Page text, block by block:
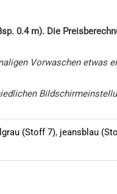
0.4 m). Die
Vorwaschen etwas
(Stoff 7), jeansblau